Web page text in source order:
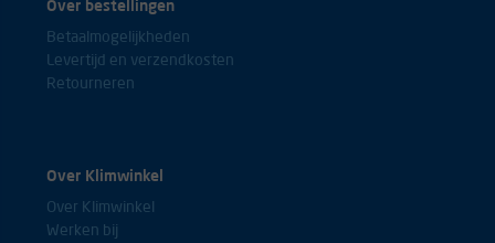
Over bestellingen
Betaalmogelijkheden
Levertijd en verzendkosten
Retourneren
Over Klimwinkel
Over Klimwinkel
Werken bij